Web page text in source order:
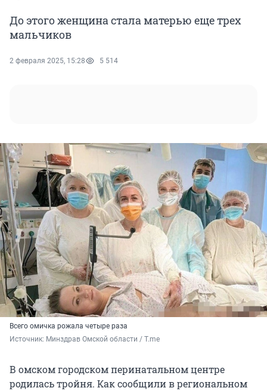
До этого женщина стала матерью еще трех
мальчиков
2 февраля 2025, 15:28 5 514
Всего омичка рожала четыре раза
Источник: Минздрав Омской области / T.me
В омском городском перинатальном центре
родилась тройня. Как сообщили в региональном